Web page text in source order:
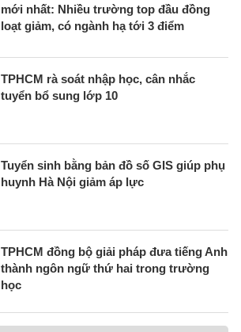
mới nhất: Nhiều trường top đầu đồng
loạt giảm, có ngành hạ tới 3 điểm
TPHCM rà soát nhập học, cân nhắc
tuyển bổ sung lớp 10
Tuyển sinh bằng bản đồ số GIS giúp phụ
huynh Hà Nội giảm áp lực
TPHCM đồng bộ giải pháp đưa tiếng Anh
thành ngôn ngữ thứ hai trong trường
học